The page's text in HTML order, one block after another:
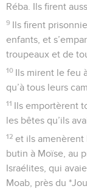
Réba. Ils firent
9 Ils firent
enfants, et
troupeaux et de
10 Ils mirent le feu
qu’à tous leurs
11 Ils emportèrent
les bêtes qu’ils
12 et ils amenèrent
butin à Moïse, au
Israélites, qui
Moab, près du